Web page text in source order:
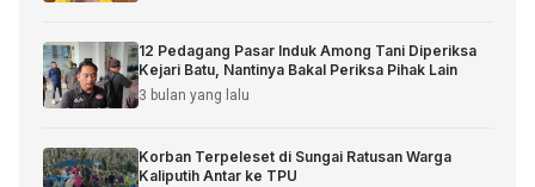
12 Pedagang Pasar Induk Among Tani Diperiksa
Kejari Batu, Nantinya Bakal Periksa Pihak Lain
3 bulan yang lalu
Korban Terpeleset di Sungai Ratusan Warga
Kaliputih Antar ke TPU